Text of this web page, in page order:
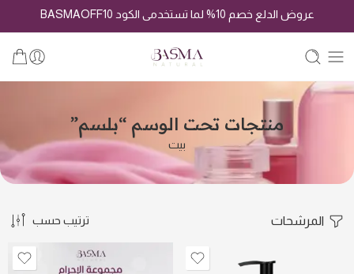
عروض الدلع خصم 10% لما تستخدمى الكود BASMAOFF10
منتجات تحت الوسم “بلسم”
بيت
المرشحات ترتيب حسب